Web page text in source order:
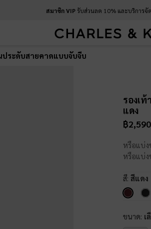
สมาชิก VIPรับส่วนลด 10% และบริการจั
ประดับสายคาดแบบจับจีบ
รองเ
แดง
฿
หรือแบ่ง
หรือแบ่ง
สี: สีแดง
ขนาด: เ